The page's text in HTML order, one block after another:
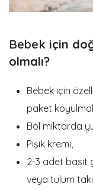
Bebek için
olmalı?
Bebek için
paket
Bol miktarda
Pişik kremi,
2-3 adet basit
veya tulum